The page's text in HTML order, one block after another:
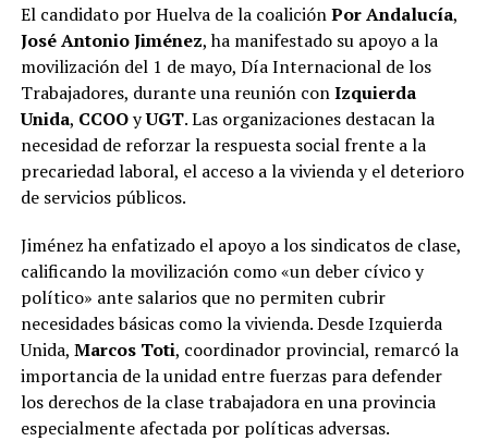
El candidato por Huelva de la coaliciónPor Andalucía,
José Antonio Jiménez, ha manifestado su apoyo a la
movilización del 1 de mayo, Día Internacional de los
Trabajadores, durante una reunión conIzquierda
Unida, CCOOyUGT. Las organizaciones destacan la
necesidad de reforzar la respuesta social frente a la
precariedad laboral, el acceso a la vivienda y el deterioro
de servicios públicos.
Jiménez ha enfatizado el apoyo a los sindicatos de clase,
calificando la movilización como «un deber cívico y
político» ante salarios que no permiten cubrir
necesidades básicas como la vivienda. Desde Izquierda
Unida, Marcos Toti, coordinador provincial, remarcó la
importancia de la unidad entre fuerzas para defender
los derechos de la clase trabajadora en una provincia
especialmente afectada por políticas adversas.